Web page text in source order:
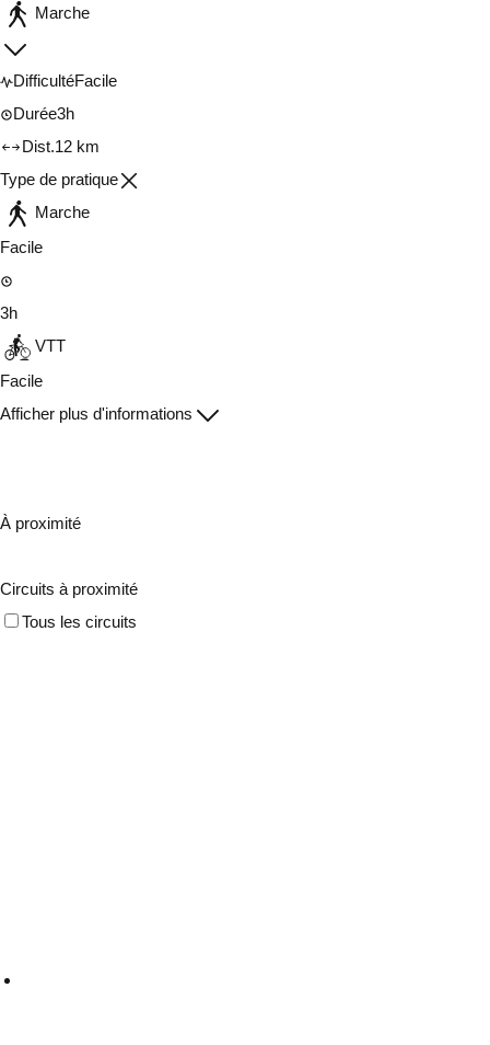
Marche
DifficultéFacile
Durée3h
Dist.12 km
Type de pratique
Marche
Facile
3h
VTT
Facile
Afficher plus d'informations
À proximité
Circuits à proximité
Tous les circuits